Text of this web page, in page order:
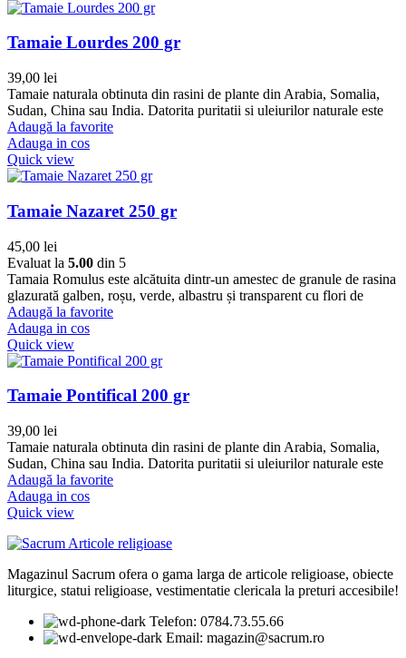
Tamaie Lourdes 200 gr
39,00 lei
Tamaie naturala obtinuta din rasini de plante din Arabia, Somalia,
Sudan, China sau India. Datorita puritatii si uleiurilor naturale este
Adaugă la favorite
Adauga in cos
Quick view
Tamaie Nazaret 250 gr
45,00 lei
Evaluat la 5.00 din 5
Tamaia Romulus este alcătuita dintr-un amestec de granule de rasina
glazurată galben, roșu, verde, albastru și transparent cu flori de
Adaugă la favorite
Adauga in cos
Quick view
Tamaie Pontifical 200 gr
39,00 lei
Tamaie naturala obtinuta din rasini de plante din Arabia, Somalia,
Sudan, China sau India. Datorita puritatii si uleiurilor naturale este
Adaugă la favorite
Adauga in cos
Quick view
Magazinul Sacrum ofera o gama larga de articole religioase, obiecte
liturgice, statui religioase, vestimentatie clericala la preturi accesibile!
Telefon: 0784.73.55.66
Email: magazin@sacrum.ro